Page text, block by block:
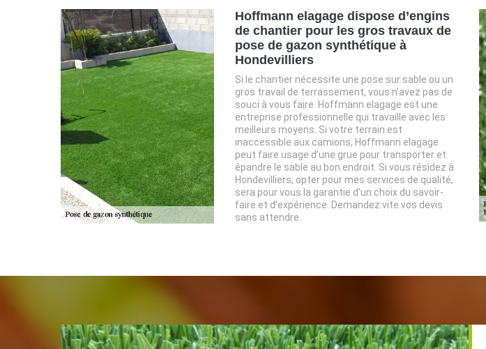
Hoffmann elagage dispose d’engins
de chantier pour les gros travaux de
pose de gazon synthétique à
Hondevilliers
Si le chantier nécessite une pose sur sable ou un
gros travail de terrassement, vous n’avez pas de
souci à vous faire. Hoffmann elagage est une
entreprise professionnelle qui travaille avec les
meilleurs moyens. Si votre terrain est
inaccessible aux camions, Hoffmann elagage
peut faire usage d’une grue pour transporter et
épandre le sable au bon endroit. Si vous résidez à
Hondevilliers, opter pour mes services de qualité,
sera pour vous la garantie d’un choix du savoir-
faire et d’expérience. Demandez vite vos devis
sans attendre.